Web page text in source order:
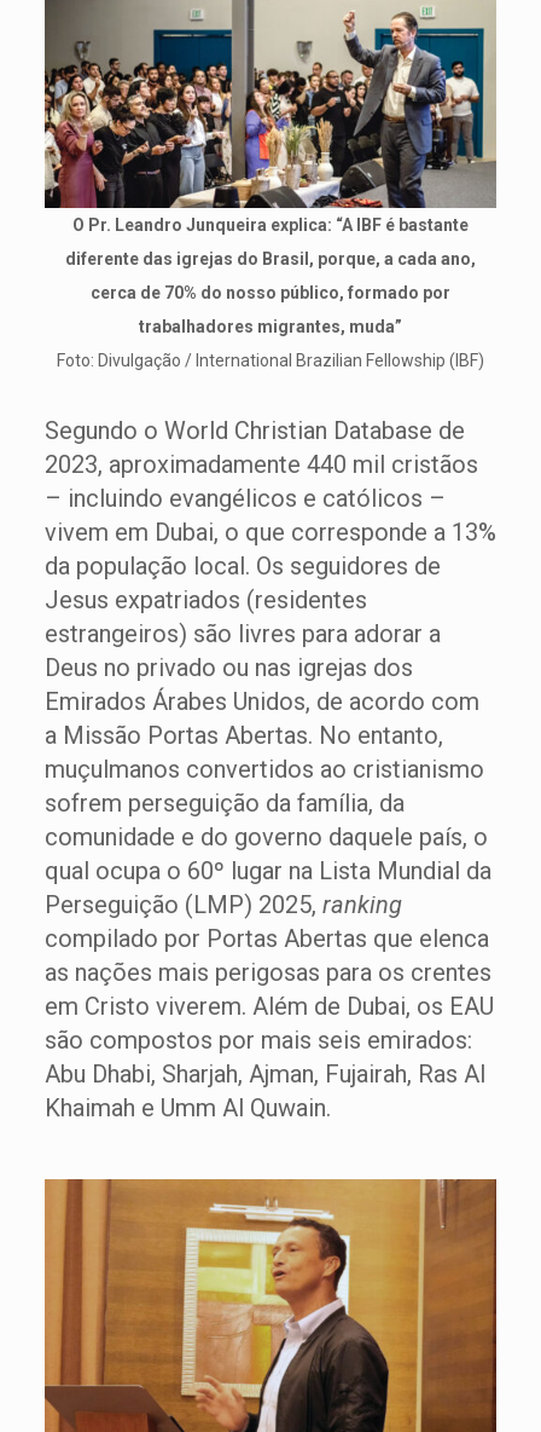
O Pr. Leandro Junqueira explica: “A IBF é bastante
diferente das igrejas do Brasil, porque, a cada ano,
cerca de 70% do nosso público, formado por
trabalhadores migrantes, muda”
Foto: Divulgação / International Brazilian Fellowship (IBF)
Segundo o World Christian Database de
2023, aproximadamente 440 mil cristãos
– incluindo evangélicos e católicos –
vivem em Dubai, o que corresponde a 13%
da população local. Os seguidores de
Jesus expatriados (residentes
estrangeiros) são livres para adorar a
Deus no privado ou nas igrejas dos
Emirados Árabes Unidos, de acordo com
a Missão Portas Abertas. No entanto,
muçulmanos convertidos ao cristianismo
sofrem perseguição da família, da
comunidade e do governo daquele país, o
qual ocupa o 60º lugar na Lista Mundial da
Perseguição (LMP) 2025, ranking
compilado por Portas Abertas que elenca
as nações mais perigosas para os crentes
em Cristo viverem. Além de Dubai, os EAU
são compostos por mais seis emirados:
Abu Dhabi, Sharjah, Ajman, Fujairah, Ras Al
Khaimah e Umm Al Quwain.